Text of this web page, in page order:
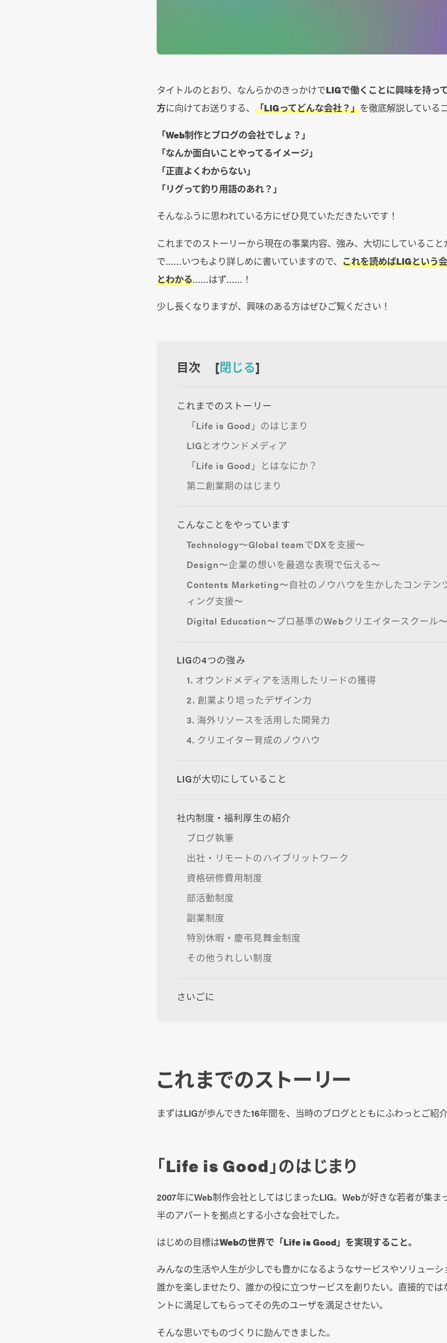
タイトルのとおり、なんらかのきっかけでLIGで働くことに興味を持っ
方に向けてお送りする、 「LIGってどんな会社？」を徹底解説している
「Web制作とブログの会社でしょ？」
「なんか面白いことやってるイメージ」
「正直よくわからない」
「リグって釣り用語のあれ？」
そんなふうに思われている方にぜひ見ていただきたいです！
これまでのストーリーから現在の事業内容、強み、大切にしていること
で……いつもより詳しめに書いていますので、 これを読めばLIGという
とわかる……はず……！
少し長くなりますが、興味のある方はぜひご覧ください！
目次 [閉じる]
これまでのストーリー
「Life is Good」のはじまり
LIGとオウンドメディア
「Life is Good」とはなにか？
第二創業期のはじまり
こんなことをやっています
Technology〜Global teamでDXを支援〜
Design〜企業の想いを最適な表現で伝える〜
Contents Marketing〜自社のノウハウを生かしたコンテン
ィング支援〜
Digital Education〜プロ基準のWebクリエイタースクール〜
LIGの4つの強み
1. オウンドメディアを活用したリードの獲得
2. 創業より培ったデザイン力
3. 海外リソースを活用した開発力
4. クリエイター育成のノウハウ
LIGが大切にしていること
社内制度・福利厚生の紹介
ブログ執筆
出社・リモートのハイブリットワーク
資格研修費用制度
部活動制度
副業制度
特別休暇・慶弔見舞金制度
その他うれしい制度
さいごに
これまでのストーリー
まずはLIGが歩んできた16年間を、当時のブログとともにふわっとご紹介
「Life is Good」のはじまり
2007年にWeb制作会社としてはじまったLIG。Webが好きな若者が集ま
半のアパートを拠点とする小さな会社でした。
はじめの目標はWebの世界で「Life is Good」を実現すること。
みんなの生活や人生が少しでも豊かになるようなサービスやソリューシ
誰かを楽しませたり、誰かの役に立つサービスを創りたい。直接的では
ントに満足してもらってその先のユーザを満足させたい。
そんな思いでものづくりに励んできました。